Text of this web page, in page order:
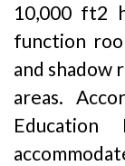
10,000 ft2
function
and shadow
areas.